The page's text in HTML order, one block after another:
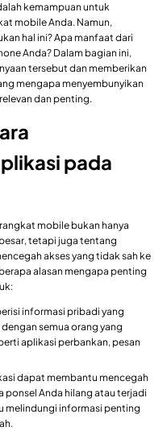
kemampuan untuk
mobile Anda. Namun,
hal ini? Apa manfaat dari
Anda? Dalam bagian ini,
tersebut dan memberikan
mengapa menyembunyikan
dan penting.
pada
mobile bukan hanya
tetapi juga tentang
akses yang tidak sah ke
alasan mengapa penting
informasi pribadi yang
semua orang yang
aplikasi perbankan, pesan
dapat membantu mencegah
ponsel Anda hilang atau terjadi
melindungi informasi penting